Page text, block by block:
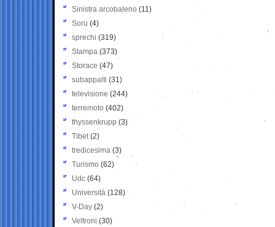
Sinistra arcobaleno (11)
Soru (4)
sprechi (319)
Stampa (373)
Storace (47)
subappalti (31)
televisione(244)
terremoto (402)
thyssenkrupp (3)
Tibet(2)
tredicesima (3)
Turismo (62)
Udc (64)
Università (128)
V-Day (2)
Veltroni (30)